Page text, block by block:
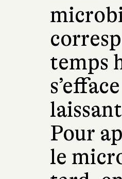
temps
Pour
le